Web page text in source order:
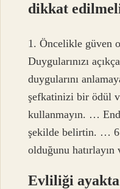
dikkat
1. Öncelikle güven
Duygularınızı
duygularını
şefkatinizi bir ödül
kullanmayın. …
şekilde belirtin. …
olduğunu hatırlayın
Evliliği